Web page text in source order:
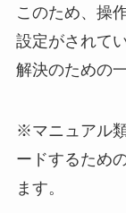
このため、操
設定がされて
解決のための
※マニュアル
ードするため
ます。